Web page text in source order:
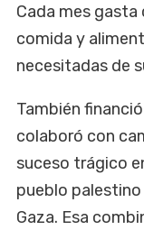
Cada mes gasta
comida y
necesitadas de
También
colaboró con
suceso trágico
pueblo
Gaza. Esa